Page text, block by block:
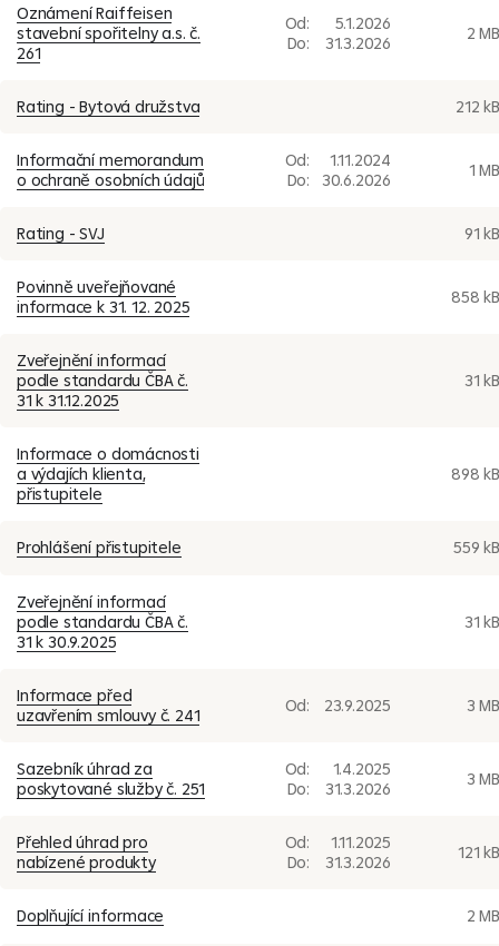
Oznámení Raiffeisen
stavební spořitelny a.s. č.
261
Od:
5.1.2026
Do:
31.3.2026 2 MB
Rating - Bytová družstva 212 kB
Informační memorandum
o ochraně osobních údajů
Od:
1.11.2024
Do:
30.6.2026 1 MB
Rating - SVJ 91 kB
Povinně uveřejňované
informace k 31. 12. 2025
858 kB
Zveřejnění informací
podle standardu ČBA č.
31 k 31.12.2025
31 kB
Informace o domácnosti
a výdajích klienta,
přistupitele
898 kB
Prohlášení přistupitele 559 kB
Zveřejnění informací
podle standardu ČBA č.
31 k 30.9.2025
31 kB
Informace před
uzavřením smlouvy č. 241
Od: 23.9.2025 3 MB
Sazebník úhrad za
poskytované služby č. 251
Od:
1.4.2025
Do:
31.3.2026 3 MB
Přehled úhrad pro
nabízené produkty
Od:
1.11.2025
Do:
31.3.2026 121 kB
Doplňující informace 2 MB